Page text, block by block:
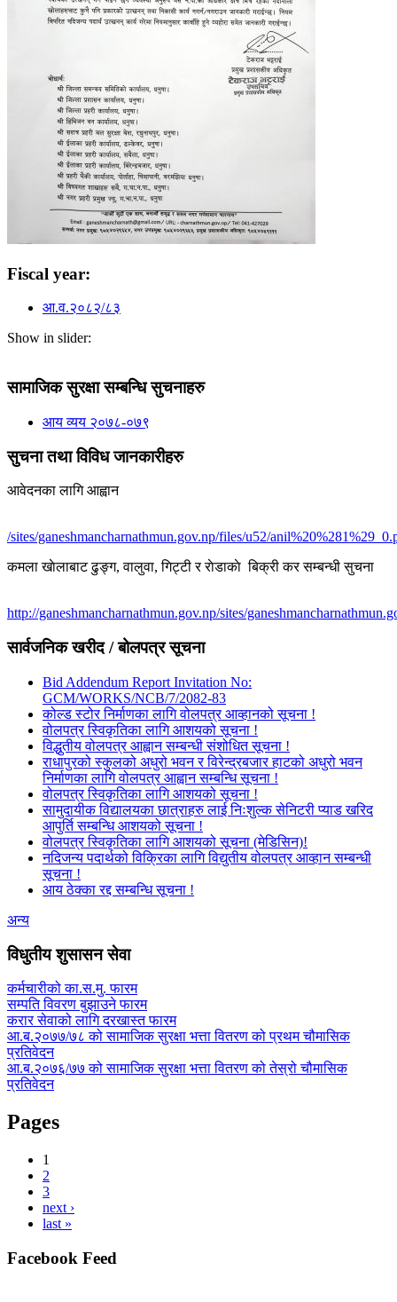
Fiscal year:
आ.व.२०८२/८३
Show in slider:
सामाजिक सुरक्षा सम्बन्धि सुचनाहरु
आय व्यय २०७८-०७९
सुचना तथा विविध जानकारीहरु
आवेदनका लागि आह्वान
/sites/ganeshmancharnathmun.gov.np/files/u52/
कमला खाेलाबाट ढु‌ङ्ग, वालुवा, गिट्टी र राेडाकाे बिक्री कर सम्बन्धी सुचना
http://ganeshmancharnathmun.gov.np/sites/
सार्वजनिक खरीद / बोलपत्र सूचना
Bid Addendum Report Invitation No:
GCM/WORKS/NCB/7/2082-83
कोल्ड स्टोर निर्माणका लागि वोलपत्र आव्हानको सूचना !
वोलपत्र स्विकृतिका लागि आशयको सूचना !
विद्धुतीय वोलपत्र आह्वान सम्बन्धी संशोधित सूचना !
राधापुरको स्कुलको अधुरो भवन र विरेन्द्रबजार हाटको अधुरो भवन
निर्माणका लागि वोलपत्र आह्वान सम्बन्धि सूचना !
वोलपत्र स्विकृतिका लागि आशयको सूचना !
सामुदायीक विद्यालयका छात्राहरु लाई निःशुल्क सेनिटरी प्याड खरिद
आपुर्ति सम्बन्धि आशयको सूचना !
वोलपत्र स्विकृतिका लागि आशयको सूचना (मेडिसिन)!
नदिजन्य पदार्थको विक्रिका लागि विद्युतीय वोलपत्र आव्हान सम्बन्धी
सूचना !
आय ठेक्का रद्द सम्बन्धि सूचना !
अन्य
विधुतीय शुसासन सेवा
कर्मचारीको का.स.मु. फारम
सम्पति विवरण बुझाउने फारम
करार सेवाको लागि दरखास्त फारम
आ.ब.२०७७/७८ को सामाजिक सुरक्षा भत्ता वितरण को प्रथम चौमासिक
प्रतिवेदन
आ.ब.२०७६/७७ को सामाजिक सुरक्षा भत्ता वितरण को तेस्रो चौमासिक
प्रतिवेदन
Pages
1
2
3
next ›
last »
Facebook Feed